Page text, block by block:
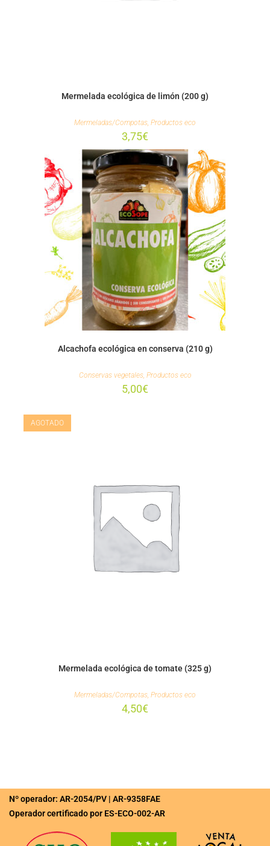
Mermelada ecológica de limón (200 g)
Mermeladas/Compotas Productos eco
3,75€
Alcachofa ecológica en conserva (210 g)
Conservas vegetales, Productos eco
5,00€
AGOTADO
Mermelada ecológica de tomate (325 g)
Mermeladas/Compotas, Productos eco
4,50€
Nº operador: AR-2054/PV | AR-9358FAE
Operador certificado por ES-ECO-002-AR